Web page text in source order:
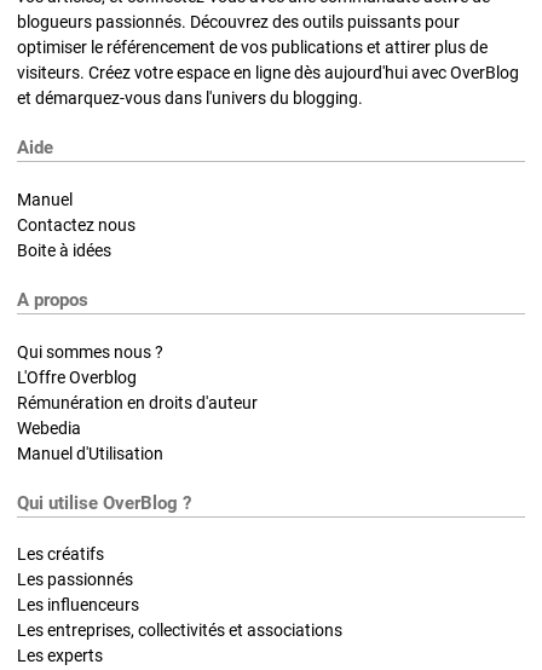
blogueurs passionnés. Découvrez des outils puissants pour
optimiser le référencement de vos publications et attirer plus de
visiteurs. Créez votre espace en ligne dès aujourd'hui avec OverBlog
et démarquez-vous dans l'univers du blogging.
Aide
Manuel
Contactez nous
Boite à idées
A propos
Qui sommes nous ?
L'Offre Overblog
Rémunération en droits d'auteur
Webedia
Manuel d'Utilisation
Qui utilise OverBlog ?
Les créatifs
Les passionnés
Les influenceurs
Les entreprises, collectivités et associations
Les experts